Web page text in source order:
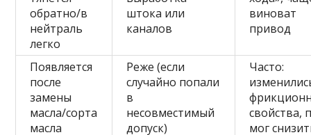
обратно/в
нейтраль
легко
штока или
каналов
виноват
привод
Появляется
после
замены
масла/сорта
масла
Реже (если
случайно попали
в
несовместимый
допуск)
Часто:
свойства,
мог